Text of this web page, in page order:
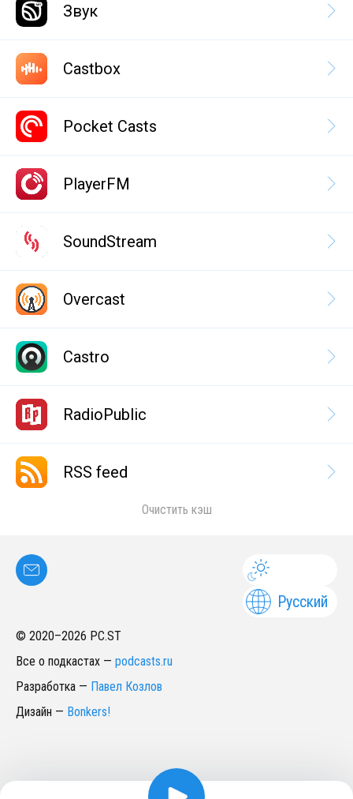
Звук
Castbox
Pocket Casts
PlayerFM
SoundStream
Overcast
Castro
RadioPublic
RSS feed
Очистить кэш
Русский
© 2020–2026 PC.ST
Все о подкастах — podcasts.ru
Разработка — Павел Козлов
Дизайн — Bonkers!